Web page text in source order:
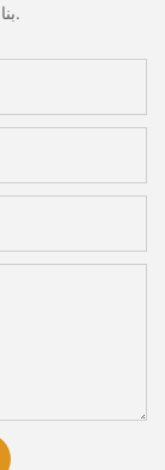
بنا مباشرة مع أسئلة أو استفسارات.